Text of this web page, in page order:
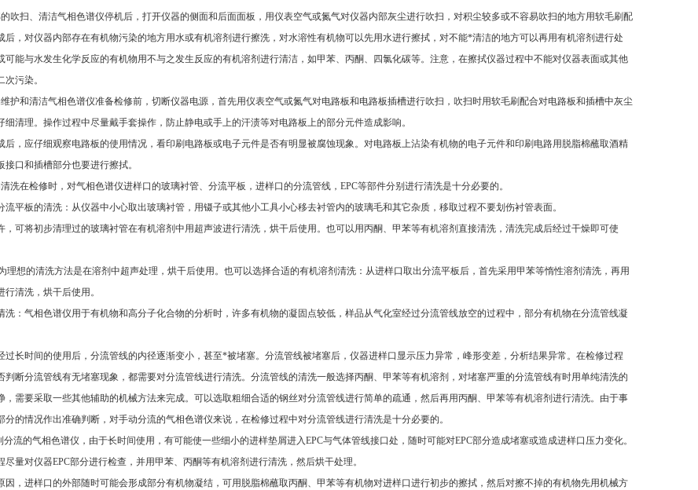
扫、清洁气相色谱仪停机后，打开仪器的侧面和后面面板，用仪表空气或氮气对仪器内部灰尘进行吹扫，对积尘较多或不容易吹扫的地方用软毛刷配
后，对仪器内部存在有机物污染的地方用水或有机溶剂进行擦洗，对水溶性有机物可以先用水进行擦拭，对不能*清洁的地方可以再用有机溶剂进行处
可能与水发生化学反应的有机物用不与之发生反应的有机溶剂进行清洁，如甲苯、丙酮、四氯化碳等。注意，在擦拭仪器过程中不能对仪器表面或其他
染。
和清洁气相色谱仪准备检修前，切断仪器电源，首先用仪表空气或氮气对电路板和电路板插槽进行吹扫，吹扫时用软毛刷配合对电路板和插槽中灰尘
清理。操作过程中尽量戴手套操作，防止静电或手上的汗渍等对电路板上的部分元件造成影响。
，应仔细观察电路板的使用情况，看印刷电路板或电子元件是否有明显被腐蚀现象。对电路板上沾染有机物的电子元件和印刷电路用脱脂棉蘸取酒精
接口和插槽部分也要进行擦拭。
在检修时，对气相色谱仪进样口的玻璃衬管、分流平板，进样口的分流管线，EPC等部件分别进行清洗是十分必要的。
板的清洗：从仪器中小心取出玻璃衬管，用镊子或其他小工具小心移去衬管内的玻璃毛和其它杂质，移取过程不要划伤衬管表面。
可将初步清理过的玻璃衬管在有机溶剂中用超声波进行清洗，烘干后使用。也可以用丙酮、甲苯等有机溶剂直接清洗，清洗完成后经过干燥即可使
的清洗方法是在溶剂中超声处理，烘干后使用。也可以选择合适的有机溶剂清洗：从进样口取出分流平板后，首先采用甲苯等惰性溶剂清洗，再用
洗，烘干后使用。
：气相色谱仪用于有机物和高分子化合物的分析时，许多有机物的凝固点较低，样品从气化室经过分流管线放空的过程中，部分有机物在分流管线凝
时间的使用后，分流管线的内径逐渐变小，甚至*被堵塞。分流管线被堵塞后，仪器进样口显示压力异常，峰形变差，分析结果异常。在检修过程
否判断分流管线有无堵塞现象，都需要对分流管线进行清洗。分流管线的清洗一般选择丙酮、甲苯等有机溶剂，对堵塞严重的分流管线有时用单纯清洗的
，需要采取一些其他辅助的机械方法来完成。可以选取粗细合适的钢丝对分流管线进行简单的疏通，然后再用丙酮、甲苯等有机溶剂进行清洗。由于事
的情况作出准确判断，对手动分流的气相色谱仪来说，在检修过程中对分流管线进行清洗是十分必要的。
的气相色谱仪，由于长时间使用，有可能使一些细小的进样垫屑进入EPC与气体管线接口处，随时可能对EPC部分造成堵塞或造成进样口压力变化。
量对仪器EPC部分进行检查，并用甲苯、丙酮等有机溶剂进行清洗，然后烘干处理。
，进样口的外部随时可能会形成部分有机物凝结，可用脱脂棉蘸取丙酮、甲苯等有机物对进样口进行初步的擦拭，然后对擦不掉的有机物先用机械方